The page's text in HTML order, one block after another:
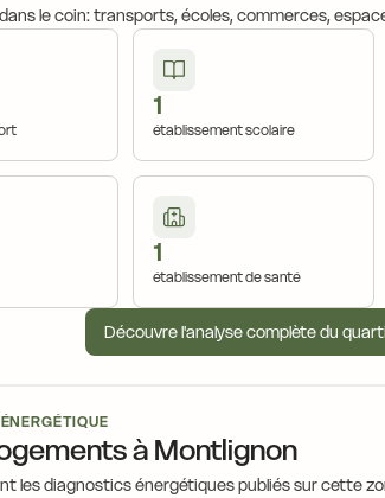
le coin: transports, écoles, commerces,
1
établissement scolaire
1
établissement de santé
Découvre l'analyse complète du
à Montlignon
les diagnostics énergétiques publiés sur cette